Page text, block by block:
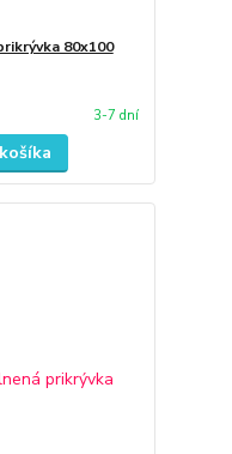
80x100
3-7 dní